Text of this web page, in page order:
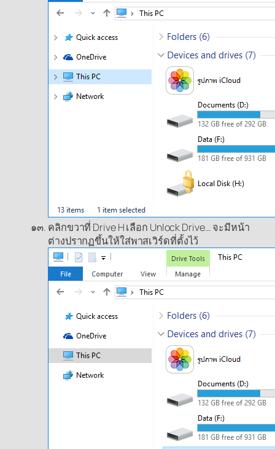
คลิกขวาที่ Drive H เลือก Unlock Drive… จะมีหน้า
ต่างปรากฏขึ้นให้ใส่พาสเวิร์ดที่ตั้งไว้